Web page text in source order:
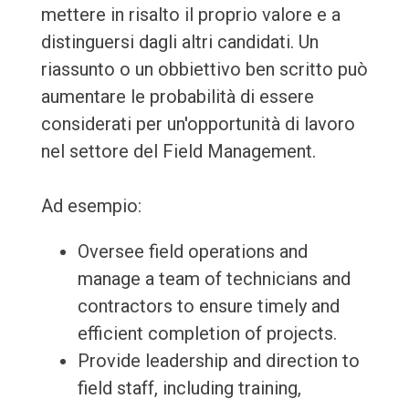
mettere in risalto il proprio valore e a
distinguersi dagli altri candidati. Un
riassunto o un obbiettivo ben scritto può
aumentare le probabilità di essere
considerati per un'opportunità di lavoro
nel settore del Field Management.
Ad esempio:
Oversee field operations and
manage a team of technicians and
contractors to ensure timely and
efficient completion of projects.
Provide leadership and direction to
field staff, including training,